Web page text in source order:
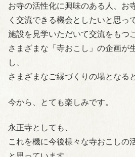
お寺の活性化に興味のある人、お
く交流できる機会としたいと思っ
施設を見学いただいて交流をもつ
さまざまな「寺おこし」の企画が
し、
さまざまなご縁づくりの場となる
今から、とても楽しみです。
永正寺としても、
これを機に今後様々な寺おこしの